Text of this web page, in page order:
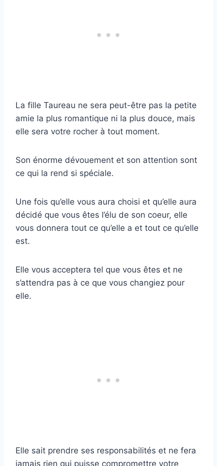
La fille Taureau ne sera peut-être pas la petite
amie la plus romantique ni la plus douce, mais
elle sera votre rocher à tout moment.
Son énorme dévouement et son attention sont
ce qui la rend si spéciale.
Une fois qu’elle vous aura choisi et qu’elle aura
décidé que vous êtes l’élu de son coeur, elle
vous donnera tout ce qu’elle a et tout ce qu’elle
est.
Elle vous acceptera tel que vous êtes et ne
s’attendra pas à ce que vous changiez pour
elle.
Elle sait prendre ses responsabilités et ne fera
jamais rien qui puisse compromettre votre